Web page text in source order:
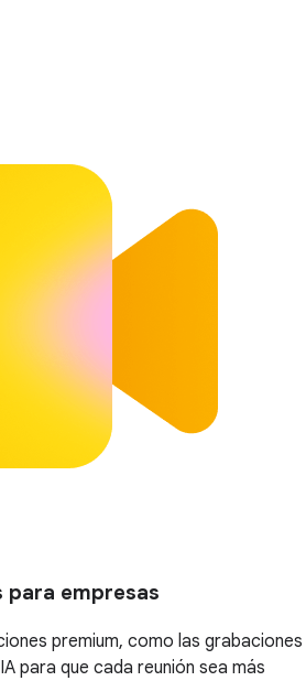
empresas
premium, como las grabaciones
para que cada reunión sea más